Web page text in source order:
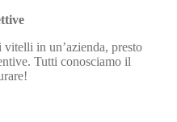
in un’azienda, presto
Tutti conosciamo il